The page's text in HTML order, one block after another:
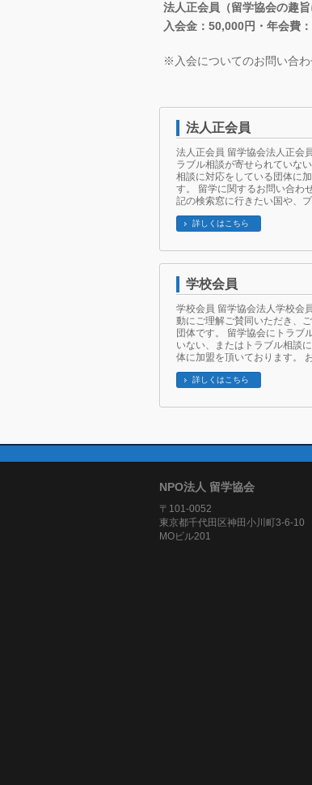
法人正会員（留学協会の趣
入会金：50,000円・年会費
※入会についてのお問い合わ
法人正会員
法人正会員 留学協会法人正会
ラブル相談が寄せられていな
相談に対応をしている団体に
す。 留学に関するお問い合わ
記の検索窓に行きたい国や、
詳しくはこちら
学校会員
学校会員 留学協会法人学校会
動にご理解ご賛同いただき、
団体です。 留学協会にトラブ
いない、またはトラブル相談
体に加盟を頂いております。
詳しくはこちら
NPO法人 留学協会
〒101-0052
東京都千代田区神田小川町3-6-10
MOビル201